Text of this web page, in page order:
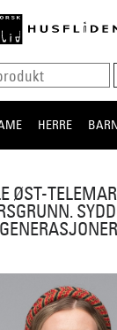
HERRE
ØST-
GENERASJONER